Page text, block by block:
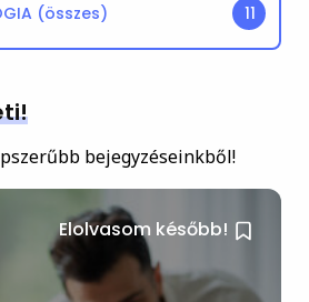
(összes) 11
bejegyzéseinkből!
Elolvasom később!